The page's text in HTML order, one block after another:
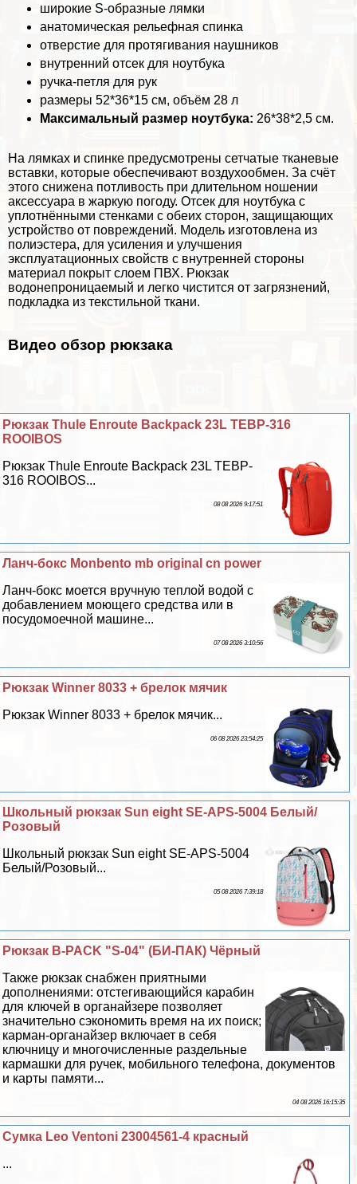
широкие S-образные лямки
анатомическая рельефная спинка
отверстие для протягивания наушников
внутренний отсек для ноутбука
ручка-петля для рук
размеры 52*36*15 см, объём 28 л
Максимальный размер ноутбука: 26*38*2,5 см.
На лямках и спинке предусмотрены сетчатые тканевые
вставки, которые обеспечивают воздухообмен. За счёт
этого снижена потливость при длительном ношении
аксессуара в жаркую погоду. Отсек для ноутбука с
уплотнёнными стенками с обеих сторон, защищающих
устройство от повреждений. Модель изготовлена из
полиэстера, для усиления и улучшения
эксплуатационных свойств с внутренней стороны
материал покрыт слоем ПВХ. Рюкзак
водонепроницаемый и легко чистится от загрязнений,
подкладка из текстильной ткани.
Видео обзор рюкзака
Рюкзак Thule Enroute Backpack 23L TEBP-316
ROOIBOS
Рюкзак Thule Enroute Backpack 23L TEBP-
316 ROOIBOS...
08 08 2026 9:17:51
Ланч-бокс Monbento mb original cn power
Ланч-бокс моется вручную теплой водой с
добавлением моющего средства или в
посудомоечной машине...
07 08 2026 3:10:56
Рюкзак Winner 8033 + брелок мячик
Рюкзак Winner 8033 + брелок мячик...
06 08 2026 23:54:25
Школьный рюкзак Sun eight SE-APS-5004 Белый/
Розовый
Школьный рюкзак Sun eight SE-APS-5004
Белый/Розовый...
05 08 2026 7:39:18
Рюкзак B-PACK "S-04" (БИ-ПАК) Чёрный
Также рюкзак снабжен приятными
дополнениями: отстегивающийся карабин
для ключей в органайзере позволяет
значительно сэкономить время на их поиск;
карман-органайзер включает в себя
ключницу и многочисленные раздельные
кармашки для ручек, мобильного телефона, документов
и карты памяти...
04 08 2026 16:15:35
Сумка Leo Ventoni 23004561-4 красный
...